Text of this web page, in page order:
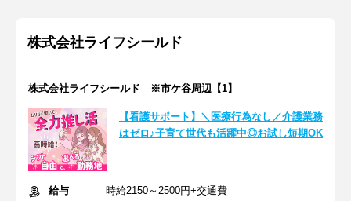
株式会社ライフシールド
株式会社ライフシールド ※市ケ谷周辺【1】
【看護サポート】＼医療行為なし／介護業務
はゼロ♪子育て世代も活躍中◎お試し短期OK
給与
時給2150～2500円+交通費